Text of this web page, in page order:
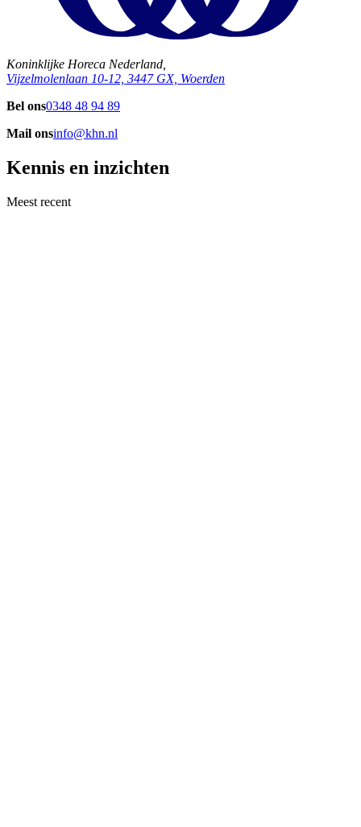
Koninklijke Horeca Nederland,
Vijzelmolenlaan 10-12, 3447 GX, Woerden
Bel ons0348 48 94 89
Mail onsinfo@khn.nl
Kennis en inzichten
Meest recent